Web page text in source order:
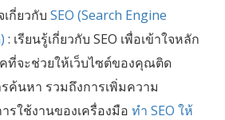
กี่ยวกับ SEO (Search Engine
: เรียนรู้เกี่ยวกับ SEO เพื่อเข้าใจหลัก
ที่จะช่วยให้เว็บไซต์ของคุณติด
ค้นหา รวมถึงการเพิ่มความ
รใช้งานของเครื่องมือ ทำ SEO ให้